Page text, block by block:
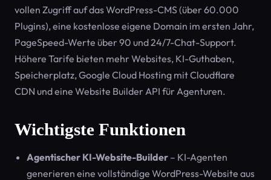
vollen Zugriff auf das WordPress-CMS (über 60.000
Plugins), eine kostenlose eigene Domain im ersten Jahr,
PageSpeed-Werte über 90 und 24/7-Chat-Support.
Höhere Tarife bieten mehr Websites, KI-Guthaben,
Speicherplatz, Google Cloud Hosting mit Cloudflare
CDN und eine Website Builder API für Agenturen.
Wichtigste Funktionen
Agentischer KI-Website-Builder – KI-Agenten
generieren eine vollständige WordPress-Website aus